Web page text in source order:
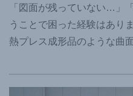
「図面が残っていない…」
うことで困った経験はあり
熱プレス成形品のような曲